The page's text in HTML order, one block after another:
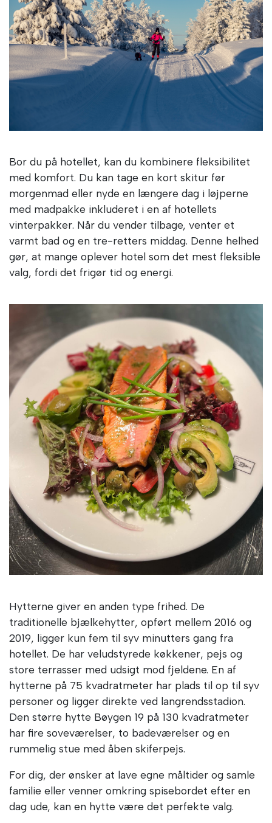
Bor du på hotellet, kan du kombinere fleksibilitet
med komfort. Du kan tage en kort skitur før
morgenmad eller nyde en længere dag i løjperne
med madpakke inkluderet i en af hotellets
vinterpakker. Når du vender tilbage, venter et
varmt bad og en tre-retters middag. Denne helhed
gør, at mange oplever hotel som det mest fleksible
valg, fordi det frigør tid og energi.
Hytterne giver en anden type frihed. De
traditionelle bjælkehytter, opført mellem 2016 og
2019, ligger kun fem til syv minutters gang fra
hotellet. De har veludstyrede køkkener, pejs og
store terrasser med udsigt mod fjeldene. En af
hytterne på 75 kvadratmeter har plads til op til syv
personer og ligger direkte ved langrendsstadion.
Den større hytte Bøygen 19 på 130 kvadratmeter
har fire soveværelser, to badeværelser og en
rummelig stue med åben skiferpejs.
For dig, der ønsker at lave egne måltider og samle
familie eller venner omkring spisebordet efter en
dag ude, kan en hytte være det perfekte valg.